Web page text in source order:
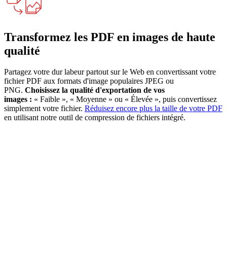
Transformez les PDF en images de haute
qualité
Partagez votre dur labeur partout sur le Web en convertissant votre
fichier PDF aux formats d'image populaires JPEG ou
PNG. Choisissez la qualité d'exportation de vos
images : « Faible », « Moyenne » ou « Élevée », puis convertissez
simplement votre fichier. Réduisez encore plus la taille de votre PDF
en utilisant notre outil de compression de fichiers intégré.